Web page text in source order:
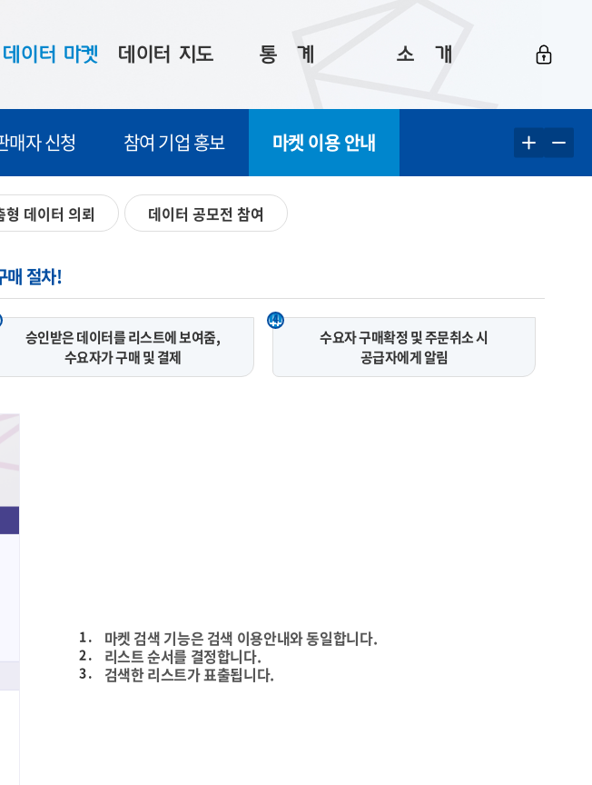
데이터 마켓
맞춤형 의뢰
데이터 공모전
판매자 신청
참여 기업 홍보
마켓 이용 안내
데이터 지도
데이터 현황
지도 기반 데이터
시민 공감지도
통ㅤ계
통계로 보는 부산
통계 자료실
통계 알림
소ㅤ개
공지사항
매자 신청 참여 기업 홍보 마켓 이용 안내
형 데이터 의뢰 데이터 공모전 참여
매 절차!
승인받은 데이터를 리스트에 보여줌,
수요자가 구매 및 결제
4
수요자 구매확정 및 주문취소 시
공급자에게 알림
1 . 마켓 검색 기능은 검색 이용안내와 동일합니다.
2 . 리스트 순서를 결정합니다.
3 . 검색한 리스트가 표출됩니다.